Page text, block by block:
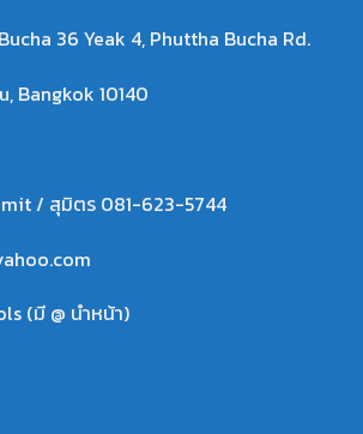
36 Yeak 4, Phuttha Bucha Rd.
Bangkok 10140
/ สุมิตร 081-623-5744
(มี @ นำหน้า)